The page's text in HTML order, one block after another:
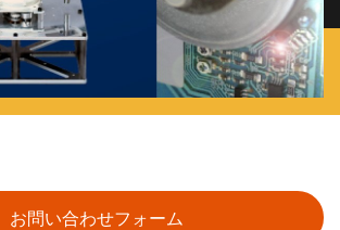
お問い合わせフォーム